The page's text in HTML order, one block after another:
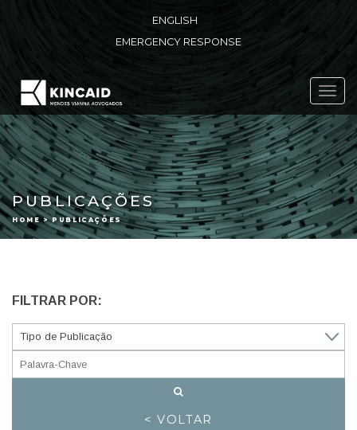
ENGLISH
EMERGENCY RESPONSE
PUBLICAÇÕES
HOME > PUBLICAÇÕES
FILTRAR POR:
< VOLTAR